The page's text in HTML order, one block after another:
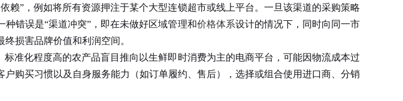
”，例如将所有资源押注于某个大型连锁超市或线上平台。一旦该渠道的采购策略
错误是“渠道冲突”，即在未做好区域管理和价格体系设计的情况下，同时向同一市
损害品牌价值和利润空间。
化程度高的农产品盲目推向以生鲜即时消费为主的电商平台，可能因物流成本过
购买习惯以及自身服务能力（如订单履约、售后），选择或组合使用进口商、分销